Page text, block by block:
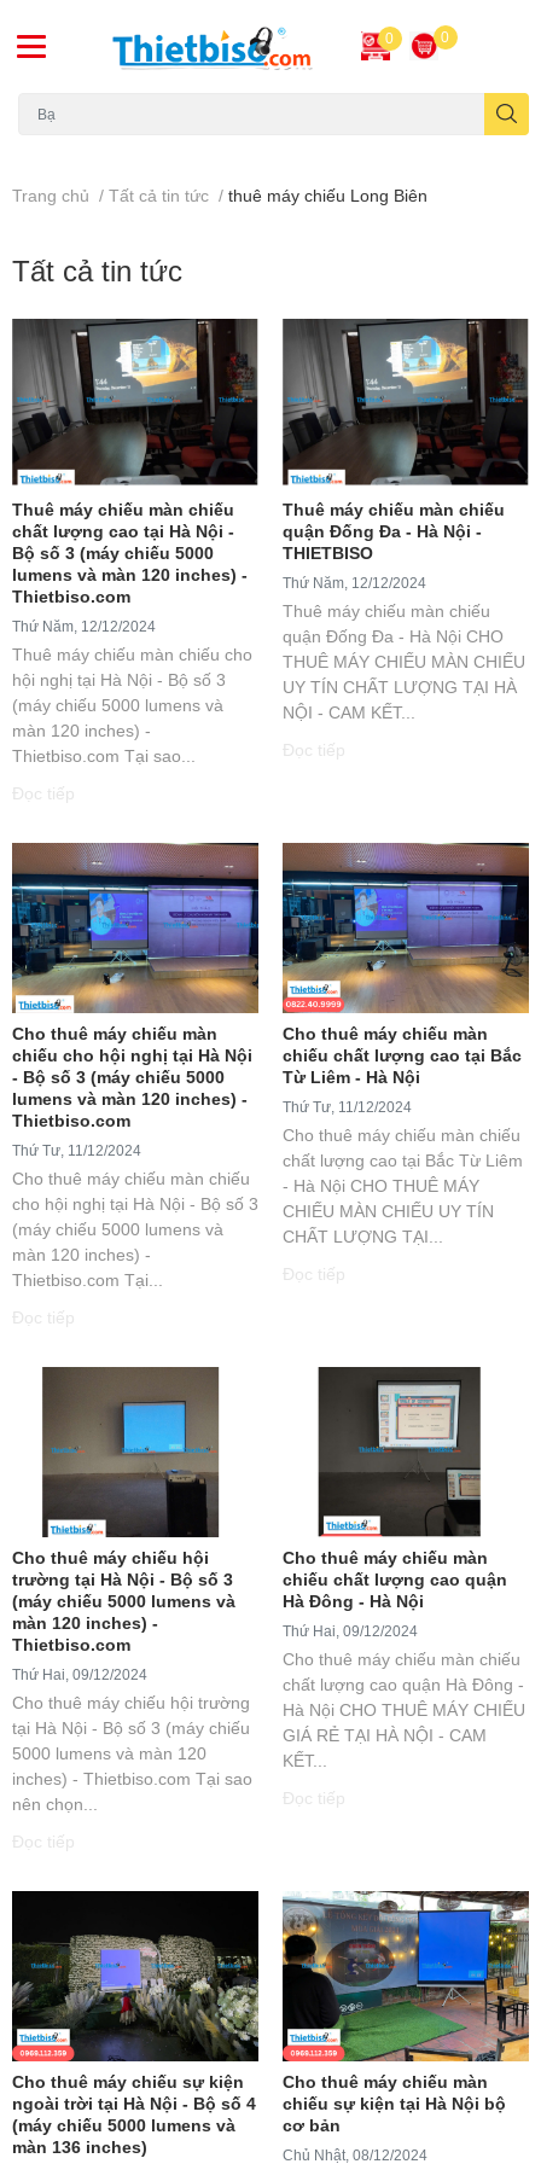
0 0
Trang chủ / Tất cả tin tức / thuê máy chiếu Long Biên
Tất cả tin tức
Thuê máy chiếu màn chiếu
chất lượng cao tại Hà Nội -
Bộ số 3 (máy chiếu 5000
lumens và màn 120 inches) -
Thietbiso.com
Thứ Năm, 12/12/2024
Thuê máy chiếu màn chiếu cho
hội nghị tại Hà Nội - Bộ số 3
(máy chiếu 5000 lumens và
màn 120 inches) -
Thietbiso.com Tại sao...
Đọc tiếp
Thuê máy chiếu màn chiếu
quận Đống Đa - Hà Nội -
THIETBISO
Thứ Năm, 12/12/2024
Thuê máy chiếu màn chiếu
quận Đống Đa - Hà Nội CHO
THUÊ MÁY CHIẾU MÀN CHIẾU
UY TÍN CHẤT LƯỢNG TẠI HÀ
NỘI - CAM KẾT...
Đọc tiếp
Cho thuê máy chiếu màn
chiếu cho hội nghị tại Hà Nội
- Bộ số 3 (máy chiếu 5000
lumens và màn 120 inches) -
Thietbiso.com
Thứ Tư, 11/12/2024
Cho thuê máy chiếu màn chiếu
cho hội nghị tại Hà Nội - Bộ số 3
(máy chiếu 5000 lumens và
màn 120 inches) -
Thietbiso.com Tại...
Đọc tiếp
Cho thuê máy chiếu màn
chiếu chất lượng cao tại Bắc
Từ Liêm - Hà Nội
Thứ Tư, 11/12/2024
Cho thuê máy chiếu màn chiếu
chất lượng cao tại Bắc Từ Liêm
- Hà Nội CHO THUÊ MÁY
CHIẾU MÀN CHIẾU UY TÍN
CHẤT LƯỢNG TẠI...
Đọc tiếp
Cho thuê máy chiếu hội
trường tại Hà Nội - Bộ số 3
(máy chiếu 5000 lumens và
màn 120 inches) -
Thietbiso.com
Thứ Hai, 09/12/2024
Cho thuê máy chiếu hội trường
tại Hà Nội - Bộ số 3 (máy chiếu
5000 lumens và màn 120
inches) - Thietbiso.com Tại sao
nên chọn...
Đọc tiếp
Cho thuê máy chiếu màn
chiếu chất lượng cao quận
Hà Đông - Hà Nội
Thứ Hai, 09/12/2024
Cho thuê máy chiếu màn chiếu
chất lượng cao quận Hà Đông -
Hà Nội CHO THUÊ MÁY CHIẾU
GIÁ RẺ TẠI HÀ NỘI - CAM
KẾT...
Đọc tiếp
Cho thuê máy chiếu sự kiện
ngoài trời tại Hà Nội - Bộ số 4
(máy chiếu 5000 lumens và
màn 136 inches)
Cho thuê máy chiếu màn
chiếu sự kiện tại Hà Nội bộ
cơ bản
Chủ Nhật, 08/12/2024